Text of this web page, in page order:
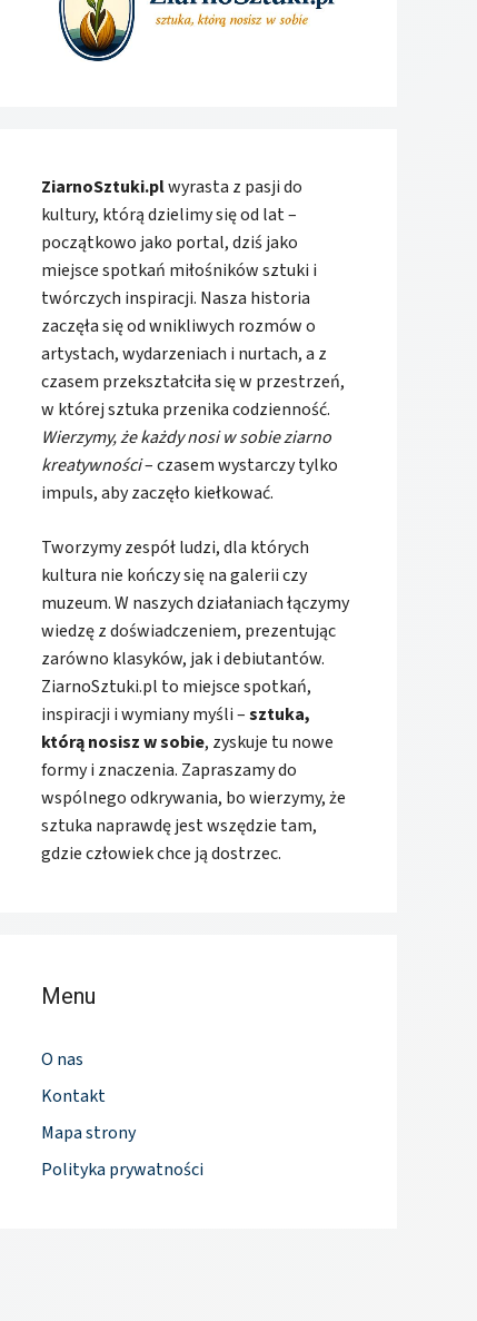
ZiarnoSztuki.plwyrasta z pasji do
kultury, którą dzielimy się od lat –
początkowo jako portal, dziś jako
miejsce spotkań miłośników sztuki i
twórczych inspiracji. Nasza historia
zaczęła się od wnikliwych rozmów o
artystach, wydarzeniach i nurtach, a z
czasem przekształciła się w przestrzeń,
w której sztuka przenika codzienność.
Wierzymy, że każdy nosi w sobie ziarno
kreatywności– czasem wystarczy tylko
impuls, aby zaczęło kiełkować.
Tworzymy zespół ludzi, dla których
kultura nie kończy się na galerii czy
muzeum. W naszych działaniach łączymy
wiedzę z doświadczeniem, prezentując
zarówno klasyków, jak i debiutantów.
ZiarnoSztuki.pl to miejsce spotkań,
inspiracji i wymiany myśli –sztuka,
którą nosisz w sobie, zyskuje tu nowe
formy i znaczenia. Zapraszamy do
wspólnego odkrywania, bo wierzymy, że
sztuka naprawdę jest wszędzie tam,
gdzie człowiek chce ją dostrzec.
Menu
O nas
Kontakt
Mapa strony
Polityka prywatności